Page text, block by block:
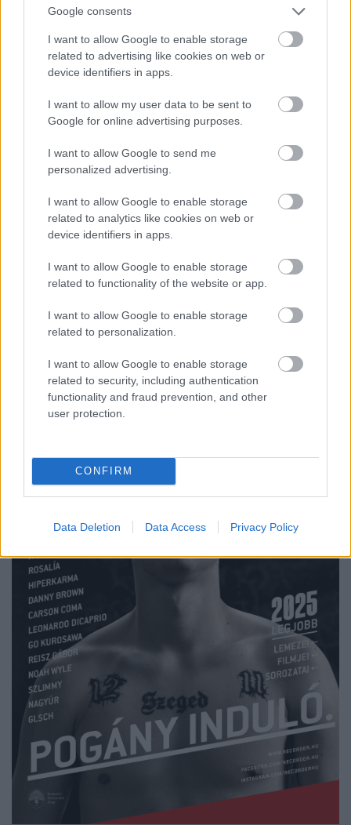
Google consents
I want to allow Google to enable storage
related to advertising like cookies on web or
device identifiers in apps.
I want to allow my user data to be sent to
Google for online advertising purposes.
I want to allow Google to send me
personalized advertising.
I want to allow Google to enable storage
related to analytics like cookies on web or
device identifiers in apps.
I want to allow Google to enable storage
related to functionality of the website or app.
I want to allow Google to enable storage
related to personalization.
I want to allow Google to enable storage
related to security, including authentication
functionality and fraud prevention, and other
user protection.
CONFIRM
Data Deletion Data Access Privacy Policy
2026/01-02
Mi van benne?
Mennyibe kerül?